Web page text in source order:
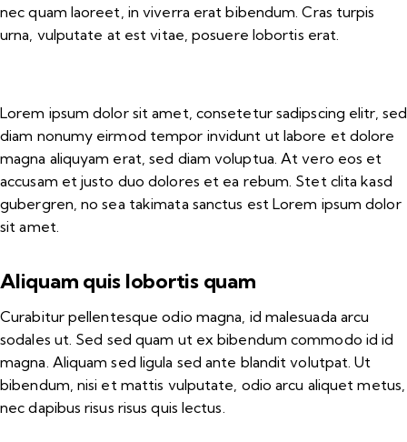
nec quam laoreet, in viverra erat bibendum. Cras turpis
urna, vulputate at est vitae, posuere lobortis erat.
Lorem ipsum dolor sit amet, consetetur sadipscing elitr, sed
diam nonumy eirmod tempor invidunt ut labore et dolore
magna aliquyam erat, sed diam voluptua. At vero eos et
accusam et justo duo dolores et ea rebum. Stet clita kasd
gubergren, no sea takimata sanctus est Lorem ipsum dolor
sit amet.
Aliquam quis lobortis quam
Curabitur pellentesque odio magna, id malesuada arcu
sodales ut. Sed sed quam ut ex bibendum commodo id id
magna. Aliquam sed ligula sed ante blandit volutpat. Ut
bibendum, nisi et mattis vulputate, odio arcu aliquet metus,
nec dapibus risus risus quis lectus.